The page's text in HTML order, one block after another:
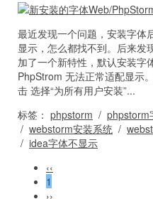
最近发现一个问题，安装字体
显示，怎么都找不到。后来发
加了一个新特性，默认安装字
PhpStrom 无法正常适配显示
击 选择“为所有用户安装”...
标签： phpstorm / phpstorm
/ webstorm安装系统 /
/ idea字体不显示
‹‹
1
››